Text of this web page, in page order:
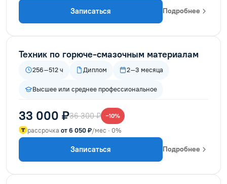
Записаться Подробнее
Техник по горюче-смазочным материалам
256–512 ч Диплом 2–3 месяца
Высшее или среднее профессиональное
33 000 ₽36 300 ₽ −10%
рассрочка от 6 050 ₽/мес · 0%
Записаться Подробнее